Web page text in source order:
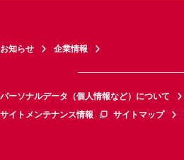
お知らせ 企業情報
パーソナルデータ（個人情報など）について
サイトメンテナンス情報
サイトマップ